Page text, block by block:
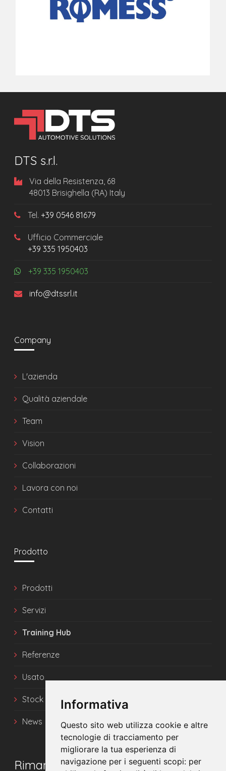
Informativa
Questo sito web utilizza cookie e altre
tecnologie di tracciamento per
migliorare la tua esperienza di
navigazione per i seguenti scopi: per
DTS s.r.l.
Via della Resistenza, 68
48013 Brisighella (RA) Italy
Tel.+39 0546 81679
Ufficio Commerciale
+39 335 1950403
+39 335 1950403
info@dtssrl.it
Company
L'azienda
Qualità aziendale
Team
Vision
Collaborazioni
Lavora con noi
Contatti
Prodotto
Prodotti
Servizi
Training Hub
Referenze
Usato
Stock
News
Rimani in contatto